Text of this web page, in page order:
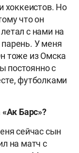
хоккеистов. Но
что он
с нами на
У меня
тоже из Омска
постоянно с
футболками
Барс»?
сейчас сын
на матч с